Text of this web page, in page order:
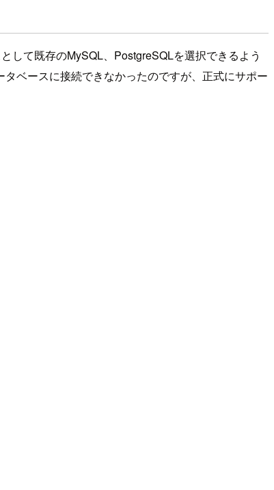
して既存のMySQL、PostgreSQLを選択できるよう
ベースに接続できなかったのですが、正式にサポー